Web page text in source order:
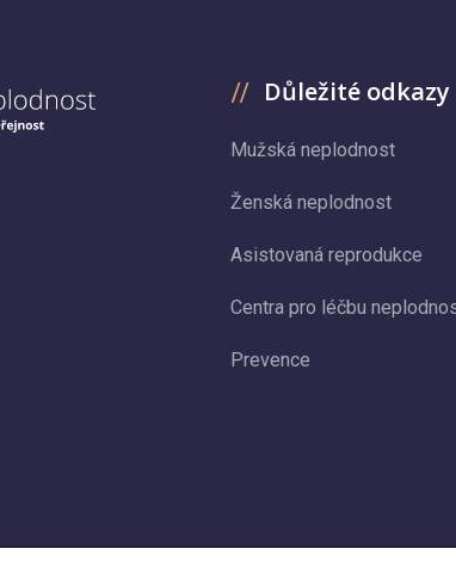
Důležité odkazy
Mužská neplodnost
Ženská neplodnost
Asistovaná reprodukce
Centra pro léčbu
Prevence